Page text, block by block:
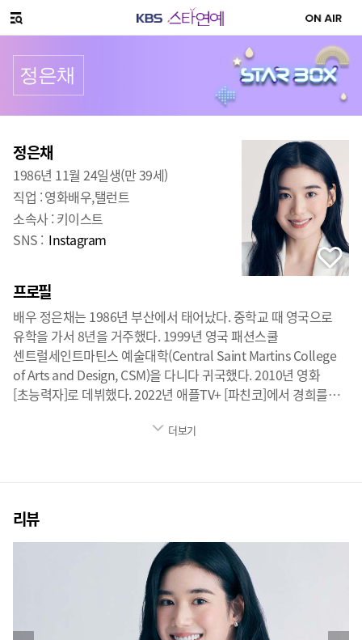
메뉴 열기
정은채
프로필
정은채
1986년 11월 24일생(만 39세)
직업 :영화배우,탤런트
소속사 : 키이스트
SNS : Instagram
프로필
배우 정은채는 1986년 부산에서 태어났다. 중학교 때 영국으로
유학을 가서 8년을 거주했다. 1999년 영국 패션스쿨
센트럴세인트마틴스 예술대학(Central Saint Martins College
of Arts and Design, CSM)을 다니다 귀국했다. 2010년 영화
[초능력자]로 데뷔했다. 2022년 애플TV+ [파친코]에서 경희를
더보기
리뷰